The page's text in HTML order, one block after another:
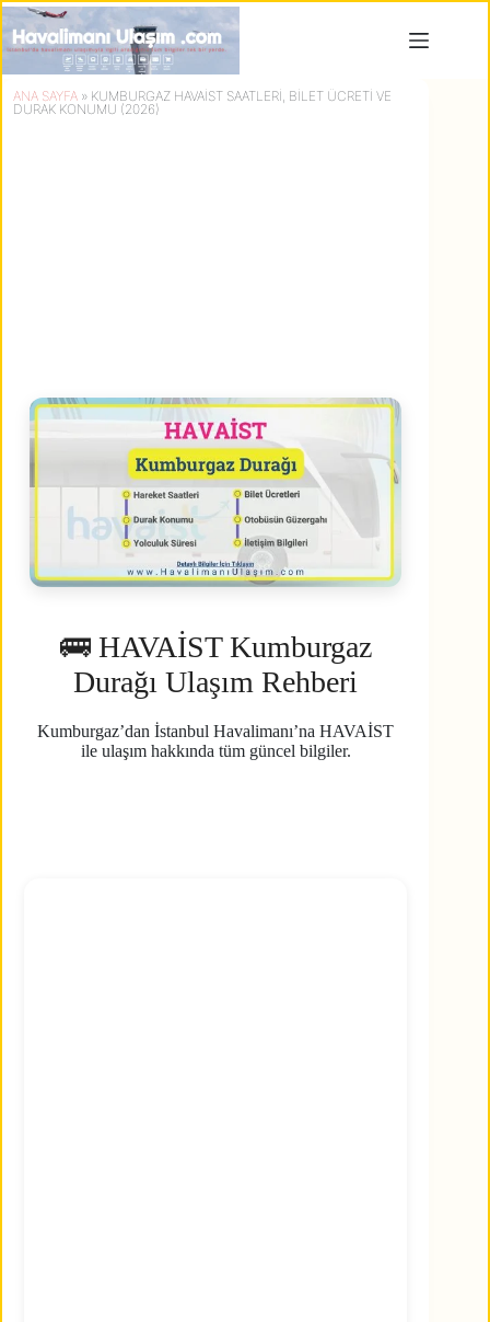
Skip
to
content
ANA SAYFA » KUMBURGAZ HAVAIST SAATLERI, BILET ÜCRETI VE
DURAK KONUMU (2026)
🚌 HAVAİST Kumburgaz
Durağı Ulaşım Rehberi
Kumburgaz’dan İstanbul Havalimanı’na HAVAİST
ile ulaşım hakkında tüm güncel bilgiler.